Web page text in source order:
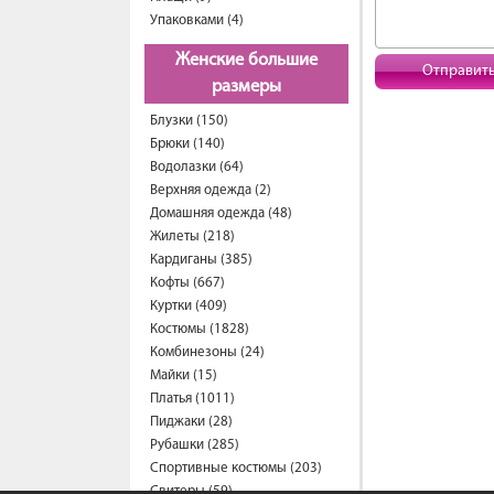
Упаковками (4)
Женские большие
размеры
Блузки (150)
Брюки (140)
Водолазки (64)
Верхняя одежда (2)
Домашняя одежда (48)
Жилеты (218)
Кардиганы (385)
Кофты (667)
Куртки (409)
Костюмы (1828)
Комбинезоны (24)
Майки (15)
Платья (1011)
Пиджаки (28)
Рубашки (285)
Спортивные костюмы (203)